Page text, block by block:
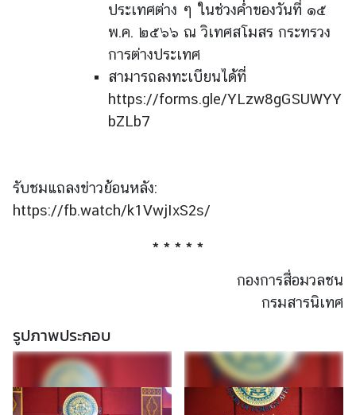
ประเทศต่าง ๆ ในช่วงค่ำของวันที่ ๑๕
พ.ค. ๒๕๖๖ ณ วิเทศสโมสร กระทรวง
การต่างประเทศ
สามารถลงทะเบียนได้ที่
https://forms.gle/YLzw8gGSUWYY
bZLb7
รับชมแถลงข่าวย้อนหลัง:
https://fb.watch/k1VwjIxS2s/
* * * * *
กองการสื่อมวลชน
กรมสารนิเทศ
รูปภาพประกอบ